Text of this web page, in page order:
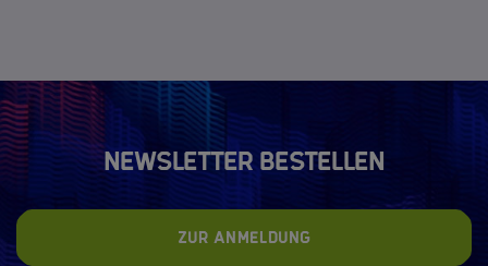
Newsletter bestellen
Zur Anmeldung